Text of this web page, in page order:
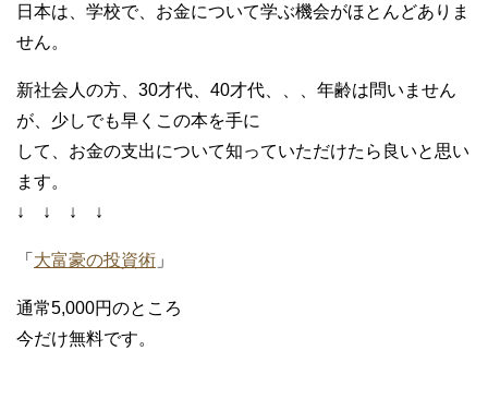
日本は、学校で、お金について学ぶ機会がほとんどありま
せん。
新社会人の方、30才代、40才代、、、年齢は問いません
が、少しでも早くこの本を手に
して、お金の支出について知っていただけたら良いと思い
ます。
↓ ↓ ↓ ↓
「 大富豪の投資術 」
通常5,000円のところ
今だけ無料です。